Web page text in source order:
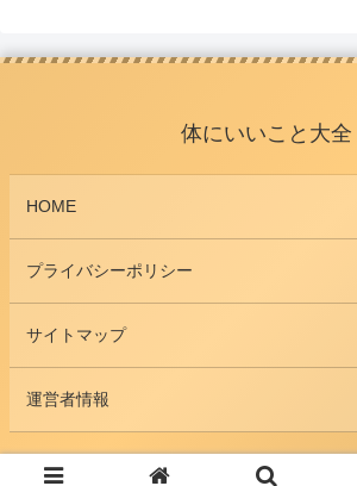
体にいいこと大全
HOME
プライバシーポリシー
サイトマップ
運営者情報